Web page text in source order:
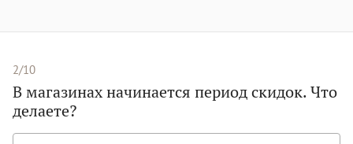
2/10
В магазинах начинается период скидок. Что
делаете?